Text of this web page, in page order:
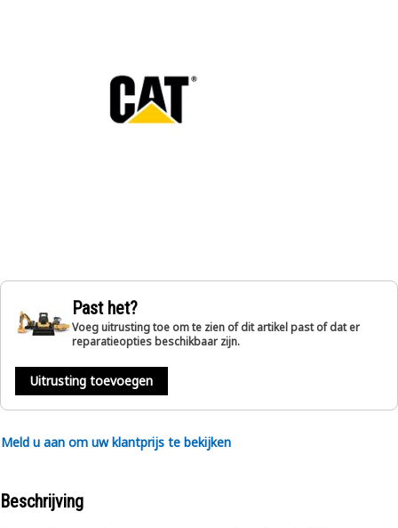
Past het?
Voeg uitrusting toe om te zien of dit artikel past of dat er
reparatieopties beschikbaar zijn.
Uitrusting toevoegen
Meld u aan om uw klantprijs te bekijken
Beschrijving